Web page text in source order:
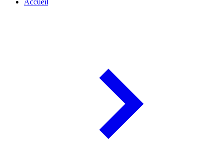
Accueil